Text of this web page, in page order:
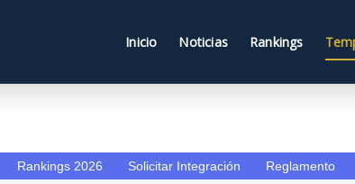
Inicio Noticias Rankings
Rankings 2026 Solicitar Integración Reglamento